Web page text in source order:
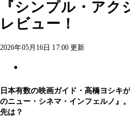
『シンプル・アク
レビュー！
2026年05月16日 17:00 更新
日本有数の映画ガイド・高橋ヨシキ
のニュー・シネマ・インフェルノ』
先は？